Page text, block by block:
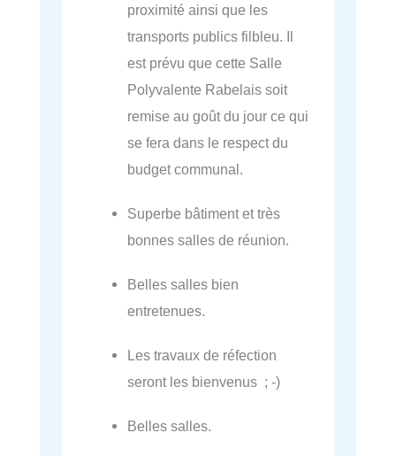
proximité ainsi que les
transports publics filbleu. Il
est prévu que cette Salle
Polyvalente Rabelais soit
remise au goût du jour ce qui
se fera dans le respect du
budget communal.
Superbe bâtiment et très
bonnes salles de réunion.
Belles salles bien
entretenues.
Les travaux de réfection
seront les bienvenus ; -)
Belles salles.